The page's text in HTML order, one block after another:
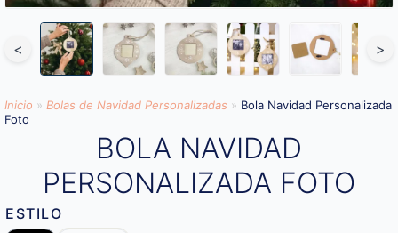
< >
Inicio » Bolas de Navidad Personalizadas » Bola Navidad Personalizada
Foto
BOLA NAVIDAD
PERSONALIZADA FOTO
ESTILO